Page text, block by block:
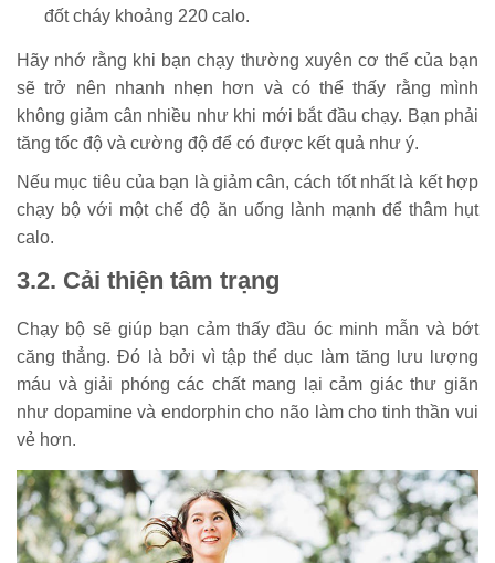
đốt cháy khoảng 220 calo.
Hãy nhớ rằng khi bạn chạy thường xuyên cơ thể của bạn
sẽ trở nên nhanh nhẹn hơn và có thể thấy rằng mình
không giảm cân nhiều như khi mới bắt đầu chạy. Bạn phải
tăng tốc độ và cường độ để có được kết quả như ý.
Nếu mục tiêu của bạn là giảm cân, cách tốt nhất là kết hợp
chạy bộ với một chế độ ăn uống lành mạnh để thâm hụt
calo.
3.2. Cải thiện tâm trạng
Chạy bộ sẽ giúp bạn cảm thấy đầu óc minh mẫn và bớt
căng thẳng. Đó là bởi vì tập thể dục làm tăng lưu lượng
máu và giải phóng các chất mang lại cảm giác thư giãn
như dopamine và endorphin cho não làm cho tinh thần vui
vẻ hơn.